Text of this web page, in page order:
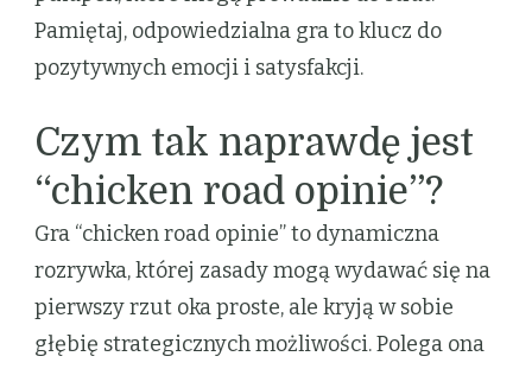
Pamiętaj, odpowiedzialna gra to klucz do
pozytywnych emocji i satysfakcji.
Czym tak naprawdę jest
“chicken road opinie”?
Gra “chicken road opinie” to dynamiczna
rozrywka, której zasady mogą wydawać się na
pierwszy rzut oka proste, ale kryją w sobie
głębię strategicznych możliwości. Polega ona